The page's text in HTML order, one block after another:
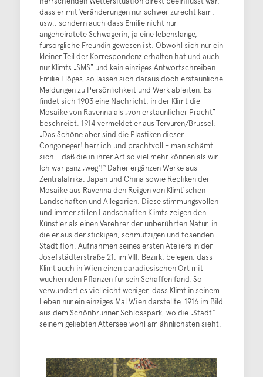
dass er mit Veränderungen nur schwer zurecht kam,
usw., sondern auch dass Emilie nicht nur
angeheiratete Schwägerin, ja eine lebenslange,
fürsorgliche Freundin gewesen ist. Obwohl sich nur ein
kleiner Teil der Korrespondenz erhalten hat und auch
nur Klimts „SMS“ und kein einziges Antwortschreiben
Emilie Flöges, so lassen sich daraus doch erstaunliche
Meldungen zu Persönlichkeit und Werk ableiten. Es
findet sich 1903 eine Nachricht, in der Klimt die
Mosaike von Ravenna als „von erstaunlicher Pracht“
beschreibt. 1914 vermeldet er aus Tervuren/Brüssel:
„Das Schöne aber sind die Plastiken dieser
Congoneger! herrlich und prachtvoll – man schämt
sich – daß die in ihrer Art so viel mehr können als wir.
Ich war ganz ‚weg‘!“ Daher ergänzen Werke aus
Zentralafrika, Japan und China sowie Repliken der
Mosaike aus Ravenna den Reigen von Klimt`schen
Landschaften und Allegorien. Diese stimmungsvollen
und immer stillen Landschaften Klimts zeigen den
Künstler als einen Verehrer der unberührten Natur, in
die er aus der stickigen, schmutzigen und tosenden
Stadt floh. Aufnahmen seines ersten Ateliers in der
Josefstädterstraße 21, im VIII. Bezirk, belegen, dass
Klimt auch in Wien einen paradiesischen Ort mit
wuchernden Pflanzen für sein Schaffen fand. So
verwundert es vielleicht weniger, dass Klimt in seinem
Leben nur ein einziges Mal Wien darstellte, 1916 im Bild
aus dem Schönbrunner Schlosspark, wo die „Stadt“
seinem geliebten Attersee wohl am ähnlichsten sieht.